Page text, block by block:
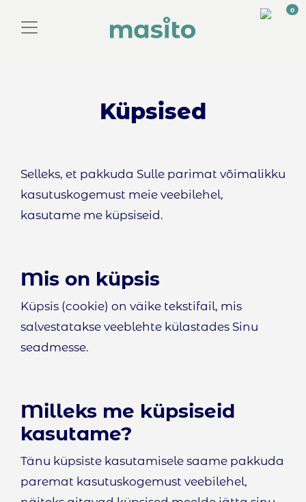
Toggle navigation
0
Küpsised
Selleks, et pakkuda Sulle parimat võimalikku
kasutuskogemust meie veebilehel,
kasutame me küpsiseid.
Mis on küpsis
Küpsis (cookie) on väike tekstifail, mis
salvestatakse veeblehte külastades Sinu
seadmesse.
Milleks me küpsiseid
kasutame?
Tänu küpsiste kasutamisele saame pakkuda
paremat kasutuskogemust veebilehel,